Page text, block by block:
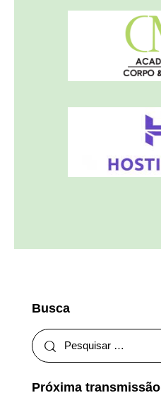
Busca
Próxima transmissão